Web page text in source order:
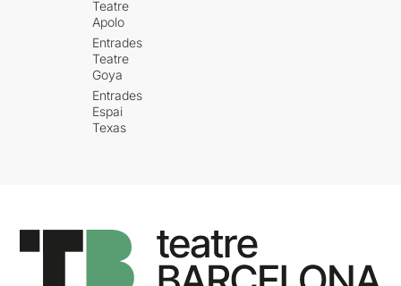
Teatre
Apolo
Entrades
Teatre
Goya
Entrades
Espai
Texas